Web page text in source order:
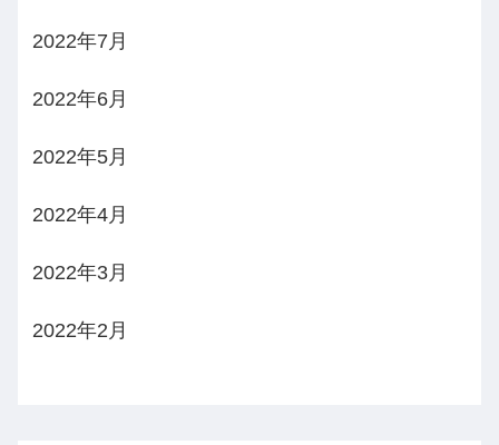
2022年7月
2022年6月
2022年5月
2022年4月
2022年3月
2022年2月